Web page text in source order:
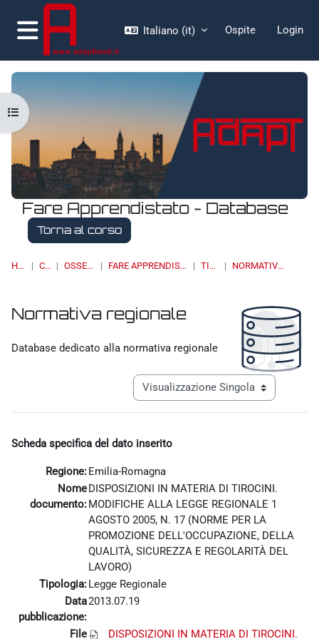
Vai al contenuto principale
Pannello laterale
Italiano ‎(it)‎ Ospite Login
Fare Apprendistato - Database
Torna al corso
HOME CORSI OSSERVATORI FARE APPRENDISTATO - DATABASE TIROCINI NORMATIVA REGIONALE
Apri indice del corso
Normativa regionale
Database dedicato alla normativa regionale
Navigazione terziaria modalità
Scheda specifica del dato inserito
Regione:Emilia-Romagna
Nome
documento:
DISPOSIZIONI IN MATERIA DI TIROCINI.
MODIFICHE ALLA LEGGE REGIONALE 1
AGOSTO 2005, N. 17 (NORME PER LA
PROMOZIONE DELL'OCCUPAZIONE, DELLA
QUALITÀ, SICUREZZA E REGOLARITÀ DEL
LAVORO)
Tipologia:Legge Regionale
Data
pubblicazione:
2013.07.19
File DISPOSIZIONI IN MATERIA DI TIROCINI.